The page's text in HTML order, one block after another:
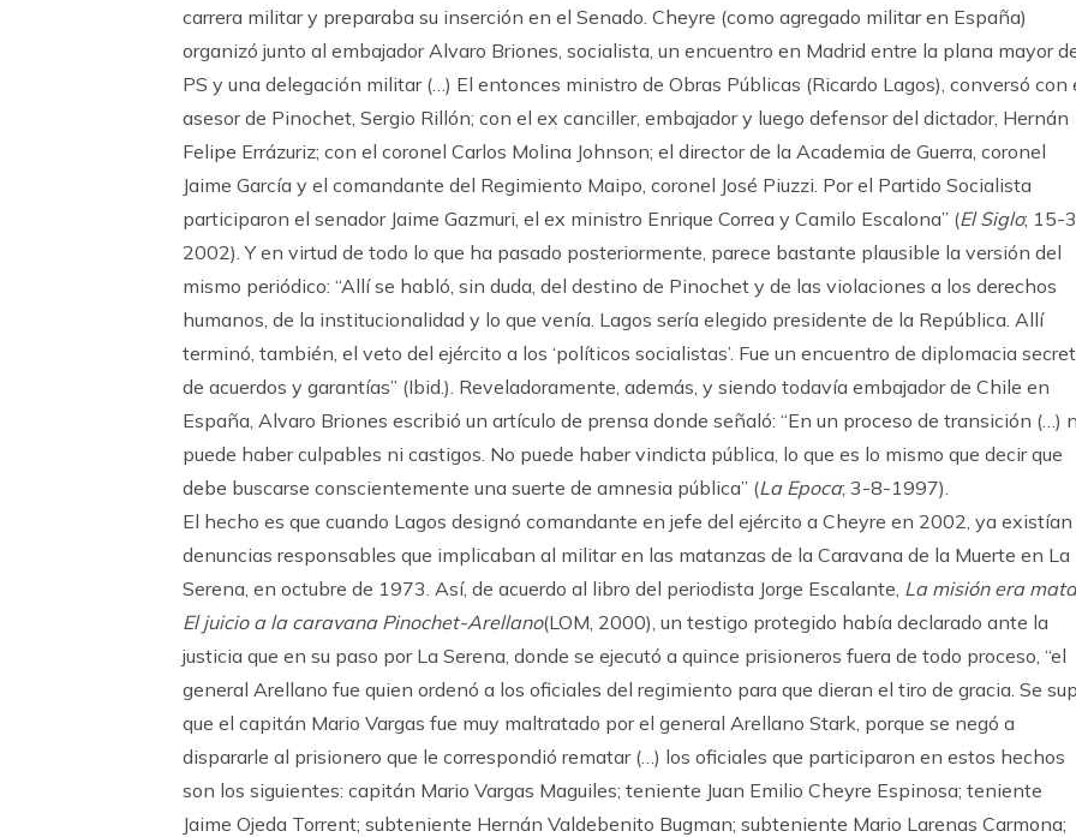
carrera militar y preparaba su inserción en el Senado. Cheyre (como agregado militar en España)
organizó junto al embajador Alvaro Briones, socialista, un encuentro en Madrid entre la plana mayor
PS y una delegación militar (…) El entonces ministro de Obras Públicas (Ricardo Lagos), conversó con
asesor de Pinochet, Sergio Rillón; con el ex canciller, embajador y luego defensor del dictador, Hernán
Felipe Errázuriz; con el coronel Carlos Molina Johnson; el director de la Academia de Guerra, coronel
Jaime García y el comandante del Regimiento Maipo, coronel José Piuzzi. Por el Partido Socialista
participaron el senador Jaime Gazmuri, el ex ministro Enrique Correa y Camilo Escalona” (El Siglo; 15-
2002). Y en virtud de todo lo que ha pasado posteriormente, parece bastante plausible la versión del
mismo periódico: “Allí se habló, sin duda, del destino de Pinochet y de las violaciones a los derechos
humanos, de la institucionalidad y lo que venía. Lagos sería elegido presidente de la República. Allí
terminó, también, el veto del ejército a los ‘políticos socialistas’. Fue un encuentro de diplomacia
de acuerdos y garantías” (Ibid.). Reveladoramente, además, y siendo todavía embajador de Chile en
España, Alvaro Briones escribió un artículo de prensa donde señaló: “En un proceso de transición (…)
puede haber culpables ni castigos. No puede haber vindicta pública, lo que es lo mismo que decir que
debe buscarse conscientemente una suerte de amnesia pública” (La Epoca; 3-8-1997).
El hecho es que cuando Lagos designó comandante en jefe del ejército a Cheyre en 2002, ya existían
denuncias responsables que implicaban al militar en las matanzas de la Caravana de la Muerte en La
Serena, en octubre de 1973. Así, de acuerdo al libro del periodista Jorge Escalante, La misión era
El juicio a la caravana Pinochet-Arellano(LOM, 2000), un testigo protegido había declarado ante la
justicia que en su paso por La Serena, donde se ejecutó a quince prisioneros fuera de todo proceso, “el
general Arellano fue quien ordenó a los oficiales del regimiento para que dieran el tiro de gracia. Se
que el capitán Mario Vargas fue muy maltratado por el general Arellano Stark, porque se negó a
dispararle al prisionero que le correspondió rematar (…) los oficiales que participaron en estos hechos
son los siguientes: capitán Mario Vargas Maguiles; teniente Juan Emilio Cheyre Espinosa; teniente
Jaime Ojeda Torrent; subteniente Hernán Valdebenito Bugman; subteniente Mario Larenas Carmona;